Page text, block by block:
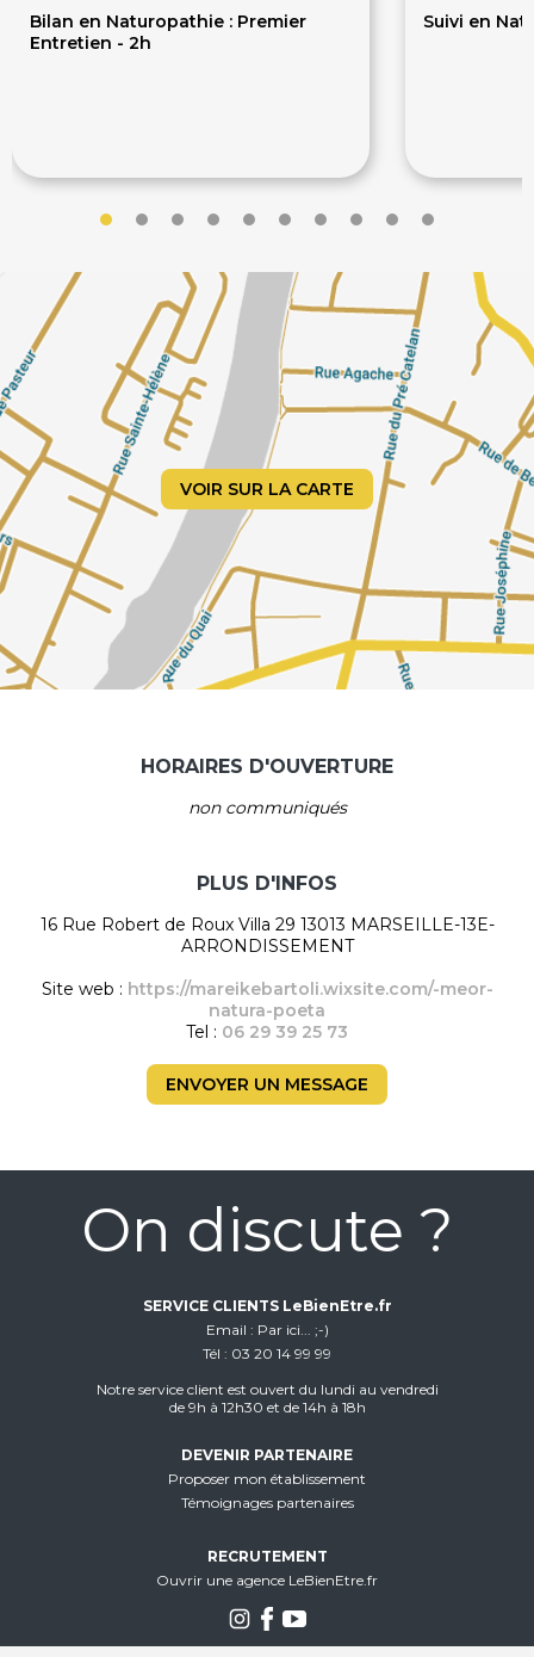
Bilan en Naturopathie : Premier
Entretien - 2h
Suivi en
VOIR SUR LA CARTE
HORAIRES D'OUVERTURE
non communiqués
PLUS D'INFOS
16 Rue Robert de Roux Villa 29 13013 MARSEILLE-13E-
ARRONDISSEMENT
Site web : https://mareikebartoli.wixsite.com/-meor-
natura-poeta
Tel : 06 29 39 25 73
ENVOYER UN MESSAGE
On discute ?
SERVICE CLIENTS LeBienEtre.fr
Email
Par ici... ;-)
Tél
03 20 14 99 99
Notre service client est ouvert du lundi au vendredi
de 9h à 12h30 et de 14h à 18h
DEVENIR PARTENAIRE
Proposer mon établissement
Témoignages partenaires
RECRUTEMENT
Ouvrir une agence LeBienEtre.fr